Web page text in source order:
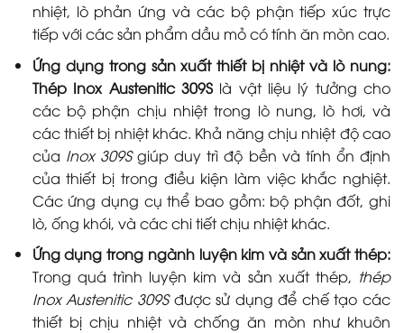
nhiệt, lò phản ứng và các bộ phận tiếp xúc trực
tiếp với các sản phẩm dầu mỏ có tính ăn mòn cao.
Ứng dụng trong sản xuất thiết bị nhiệt và lò nung:
Thép Inox Austenitic 309Slà vật liệu lý tưởng cho
các bộ phận chịu nhiệt trong lò nung, lò hơi, và
các thiết bị nhiệt khác. Khả năng chịu nhiệt độ cao
của Inox 309Sgiúp duy trì độ bền và tính ổn định
của thiết bị trong điều kiện làm việc khắc nghiệt.
Các ứng dụng cụ thể bao gồm: bộ phận đốt, ghi
lò, ống khói, và các chi tiết chịu nhiệt khác.
Ứng dụng trong ngành luyện kim và sản xuất thép:
Trong quá trình luyện kim và sản xuất thép, thép
Inox Austenitic 309Sđược sử dụng để chế tạo các
thiết bị chịu nhiệt và chống ăn mòn như khuôn